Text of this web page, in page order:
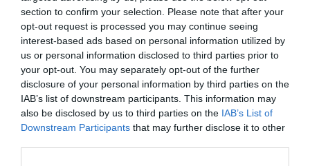
section to confirm your selection. Please note that after your
opt-out request is processed you may continue seeing
interest-based ads based on personal information utilized by
us or personal information disclosed to third parties prior to
your opt-out. You may separately opt-out of the further
disclosure of your personal information by third parties on the
IAB’s list of downstream participants. This information may
also be disclosed by us to third parties on the IAB’s List of
Downstream Participants that may further disclose it to other